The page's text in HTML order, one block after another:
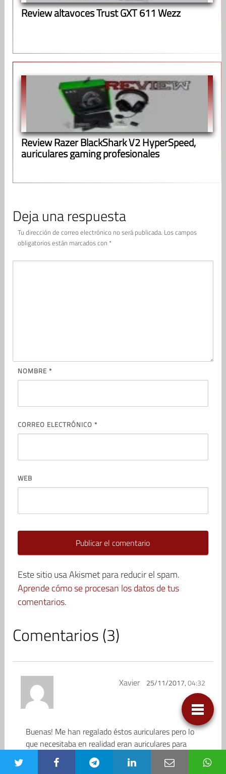
Review altavoces Trust GXT 611 Wezz
Review Razer BlackShark V2 HyperSpeed,
auriculares gaming profesionales
Deja una respuesta
Tu dirección de correo electrónico no será publicada. Los campos
obligatorios están marcados con *
NOMBRE *
CORREO ELECTRÓNICO *
WEB
Este sitio usa Akismet para reducir el spam.
Aprende cómo se procesan los datos de tus
comentarios.
Comentarios (3)
Xavier 25/11/2017,04:32
Buenas! Me han regalado éstos auriculares pero lo
que necesitaba en realidad eran auriculares para
escuchar música en alta calidad. Ustedes qué me
pueden decir, me los quedo o me deshago de ellos.